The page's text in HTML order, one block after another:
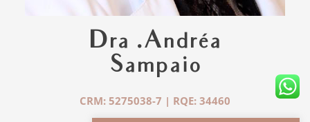
Dra .Andréa
Sampaio
CRM: 5275038-7 | RQE: 34460